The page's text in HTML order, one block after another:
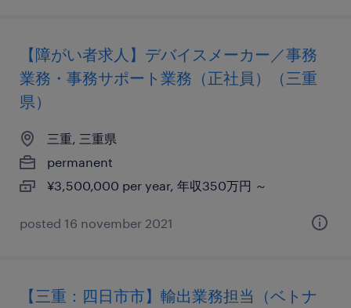
【障がい者求人】デバイスメーカー／事務
業務・事務サポート業務（正社員）（三重
県）
三重, 三重県
permanent
¥3,500,000 per year, 年収350万円 ～
posted 16 november 2021
【三重：四日市市】輸出業務担当（ベトナ